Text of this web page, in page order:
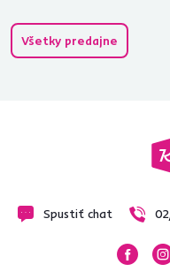
Všetky predajne
Spustiť chat